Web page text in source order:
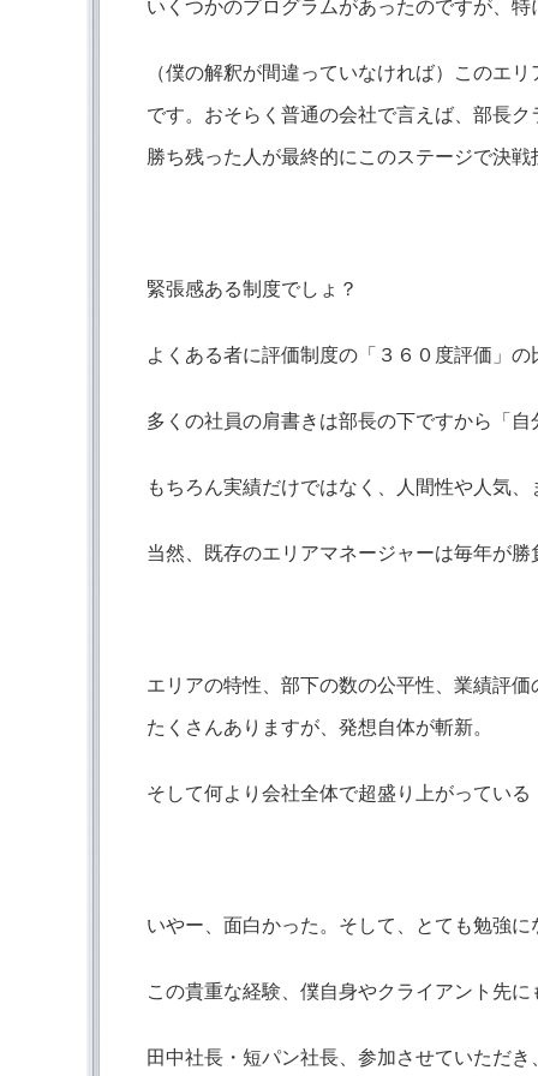
いくつかのプログラムがあったのですが、
（僕の解釈が間違っていなければ）このエ
です。おそらく普通の会社で言えば、部長
勝ち残った人が最終的にこのステージで決
緊張感ある制度でしょ？
よくある者に評価制度の「３６０度評価」の
多くの社員の肩書きは部長の下ですから「
もちろん実績だけではなく、人間性や人気
当然、既存のエリアマネージャーは毎年が勝
エリアの特性、部下の数の公平性、業績評
たくさんありますが、発想自体が斬新。
そして何より会社全体で超盛り上がっている
いやー、面白かった。そして、とても勉強に
この貴重な経験、僕自身やクライアント先
田中社長・短パン社長、参加させていただ